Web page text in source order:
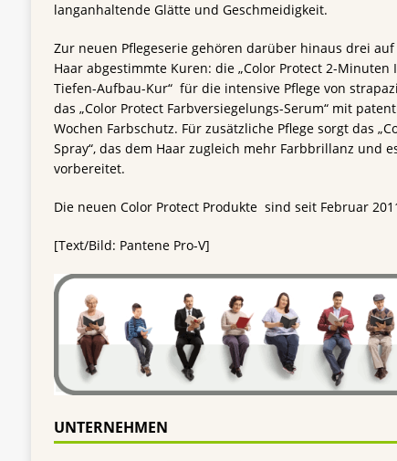
langanhaltende Glätte und Geschmeidigkeit.
Zur neuen Pflegeserie gehören darüber hinaus drei
Haar abgestimmte Kuren: die „Color Protect 2-Minuten
Tiefen-Aufbau-Kur“ für die intensive Pflege von
das „Color Protect Farbversiegelungs-Serum“ mit
Wochen Farbschutz. Für zusätzliche Pflege sorgt das
Spray“, das dem Haar zugleich mehr Farbbrillanz und
vorbereitet.
Die neuen Color Protect Produkte sind seit Februar
[Text/Bild: Pantene Pro-V]
UNTERNEHMEN